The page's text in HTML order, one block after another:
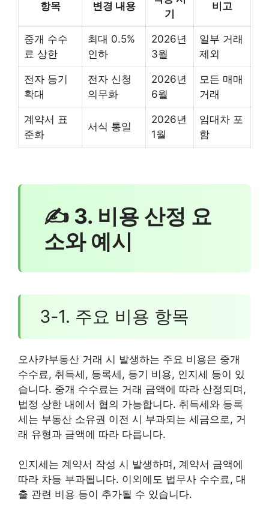
항목 변경 내용
기
비고
중개 수수
료 상한
최대 0.5%
인하
2026년
3월
일부 거래
제외
전자 등기
확대
전자 신청
의무화
2026년
6월
모든 매매
거래
계약서 표
준화
서식 통일
2026년
1월
임대차 포
함
✍ 3. 비용 산정 요
소와 예시
3-1. 주요 비용 항목
오사카부동산 거래 시 발생하는 주요 비용은 중개
수수료, 취득세, 등록세, 등기 비용, 인지세 등이 있
습니다. 중개 수수료는 거래 금액에 따라 산정되며,
법정 상한 내에서 협의 가능합니다. 취득세와 등록
세는 부동산 소유권 이전 시 부과되는 세금으로, 거
래 유형과 금액에 따라 다릅니다.
인지세는 계약서 작성 시 발생하며, 계약서 금액에
따라 차등 부과됩니다. 이외에도 법무사 수수료, 대
출 관련 비용 등이 추가될 수 있습니다.